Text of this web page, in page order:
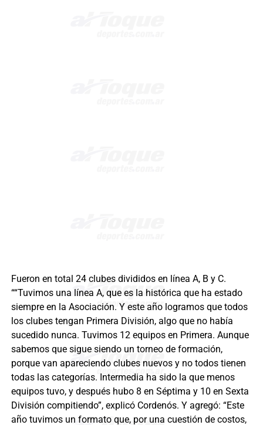
Fueron en total 24 clubes divididos en línea A, B y C.
““Tuvimos una línea A, que es la histórica que ha estado
siempre en la Asociación. Y este año logramos que todos
los clubes tengan Primera División, algo que no había
sucedido nunca. Tuvimos 12 equipos en Primera. Aunque
sabemos que sigue siendo un torneo de formación,
porque van apareciendo clubes nuevos y no todos tienen
todas las categorías. Intermedia ha sido la que menos
equipos tuvo, y después hubo 8 en Séptima y 10 en Sexta
División compitiendo”, explicó Cordenós. Y agregó: “Este
año tuvimos un formato que, por una cuestión de costos,